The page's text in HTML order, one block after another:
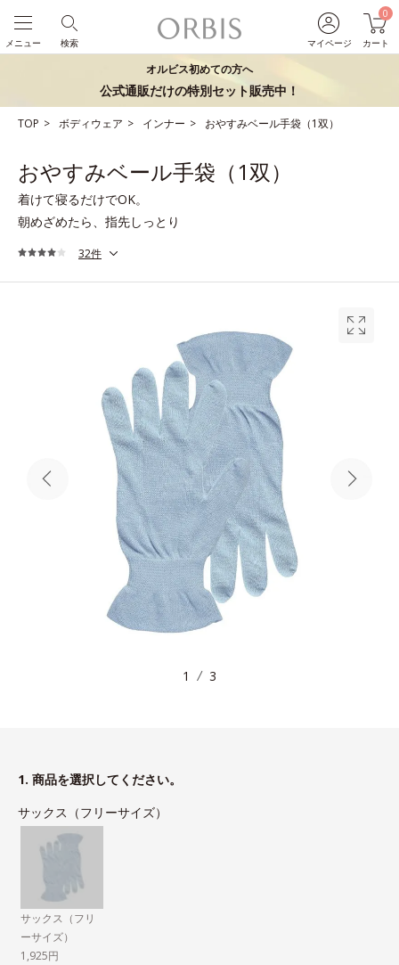
マイページ
0
カート
検索
メニュー
オルビス初めての方へ
公式通販だけの特別セット販売中！
TOP ボディウェア インナー おやすみベール手袋（1双）
おやすみベール手袋（1双）
着けて寝るだけでOK。
朝めざめたら、指先しっとり
32件
1 3
1. 商品を選択してください。
サックス（フリーサイズ）
サックス（フリ
ーサイズ）
1,925円